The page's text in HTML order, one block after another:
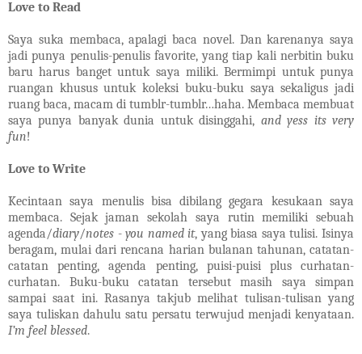
Love to Read
Saya suka membaca, apalagi baca novel. Dan karenanya saya
jadi punya penulis-penulis favorite, yang tiap kali nerbitin buku
baru harus banget untuk saya miliki. Bermimpi untuk punya
ruangan khusus untuk koleksi buku-buku saya sekaligus jadi
ruang baca, macam di tumblr-tumblr…haha. Membaca membuat
saya punya banyak dunia untuk disinggahi, and yess its very
fun!
Love to Write
Kecintaan saya menulis bisa dibilang gegara kesukaan saya
membaca. Sejak jaman sekolah saya rutin memiliki sebuah
agenda/diary/notes -you named it, yang biasa saya tulisi. Isinya
beragam, mulai dari rencana harian bulanan tahunan, catatan-
catatan penting, agenda penting, puisi-puisi plus curhatan-
curhatan. Buku-buku catatan tersebut masih saya simpan
sampai saat ini. Rasanya takjub melihat tulisan-tulisan yang
saya tuliskan dahulu satu persatu terwujud menjadi kenyataan.
I’m feel blessed.